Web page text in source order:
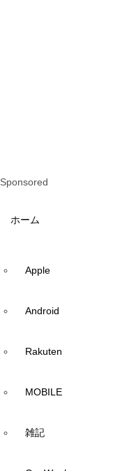
Sponsored
ホーム
Apple
Android
Rakuten
MOBILE
雑記